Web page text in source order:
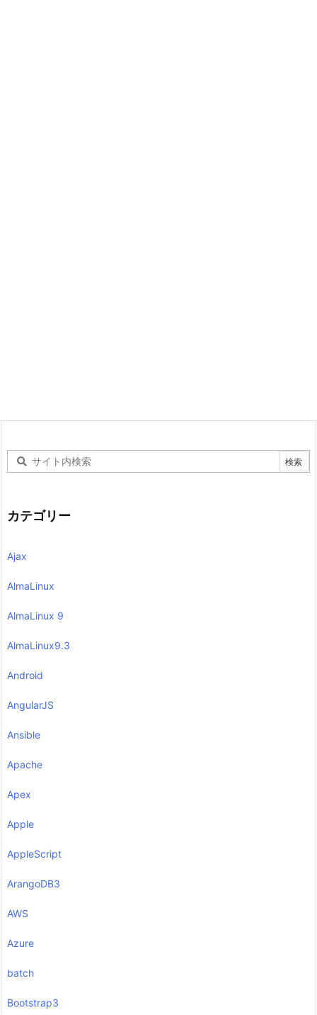
カテゴリー
Ajax
AlmaLinux
AlmaLinux 9
AlmaLinux9.3
Android
AngularJS
Ansible
Apache
Apex
Apple
AppleScript
ArangoDB3
AWS
Azure
batch
Bootstrap3